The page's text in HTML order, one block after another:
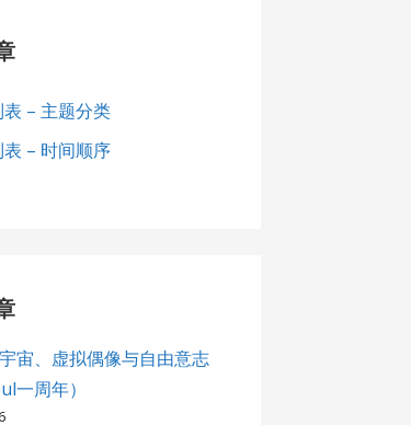
– 主题分类
– 时间顺序
宙、虚拟偶像与自由意志
一周年）